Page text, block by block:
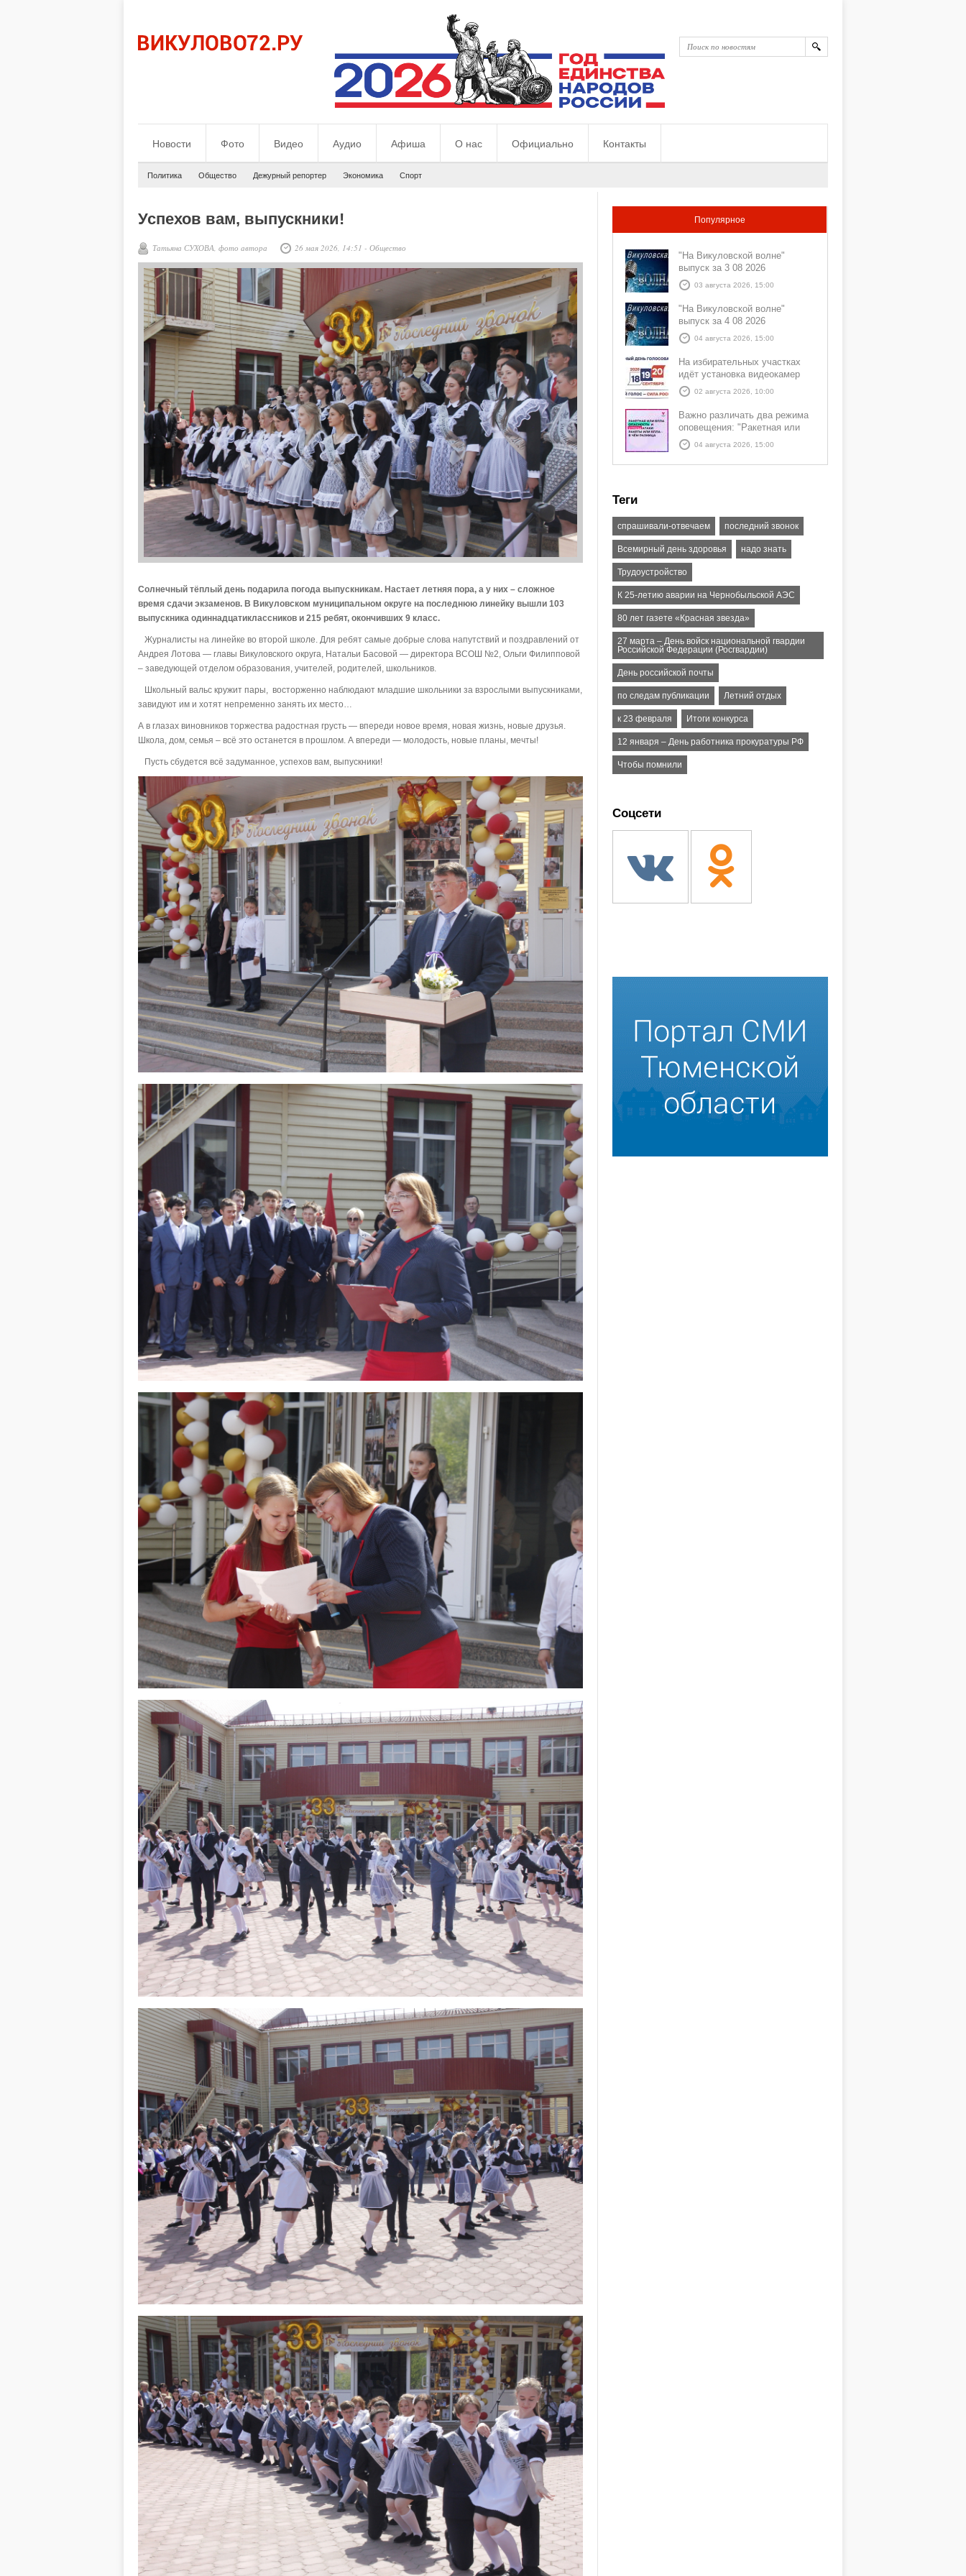
Новости Фото Видео Аудио Афиша О нас Официально Контакты
Политика Общество Дежурный репортер Экономика Спорт
Успехов вам, выпускники!
Татьяна СУХОВА, фото автора 26 мая 2026, 14:51 - Общество
Солнечный тёплый день подарила погода выпускникам. Настает летняя пора, а у них – сложное
время сдачи экзаменов. В Викуловском муниципальном округе на последнюю линейку вышли 103
выпускника одиннадцатиклассников и 215 ребят, окончивших 9 класс.
Журналисты на линейке во второй школе. Для ребят самые добрые слова напутствий и поздравлений от
Андрея Лотова — главы Викуловского округа, Натальи Басовой — директора ВСОШ №2, Ольги Филипповой
– заведующей отделом образования, учителей, родителей, школьников.
Школьный вальс кружит пары, восторженно наблюдают младшие школьники за взрослыми выпускниками,
завидуют им и хотят непременно занять их место…
А в глазах виновников торжества радостная грусть — впереди новое время, новая жизнь, новые друзья.
Школа, дом, семья – всё это останется в прошлом. А впереди — молодость, новые планы, мечты!
Пусть сбудется всё задуманное, успехов вам, выпускники!
Популярное
"На Викуловской волне"
выпуск за 3 08 2026
03 августа 2026, 15:00
"На Викуловской волне"
выпуск за 4 08 2026
04 августа 2026, 15:00
На избирательных участках
идёт установка видеокамер
02 августа 2026, 10:00
Важно различать два режима
оповещения: "Ракетная или
БПЛА опасность" и "Угроза
атаки ракеты или БПЛА"
04 августа 2026, 15:00
Теги
спрашивали-отвечаем последний звонок
Всемирный день здоровья надо знать
Трудоустройство
К 25-летию аварии на Чернобыльской АЭС
80 лет газете «Красная звезда»
27 марта – День войск национальной гвардии
Российской Федерации (Росгвардии)
День российской почты
по следам публикации Летний отдых
к 23 февраля Итоги конкурса
12 января – День работника прокуратуры РФ
Чтобы помнили
Соцсети